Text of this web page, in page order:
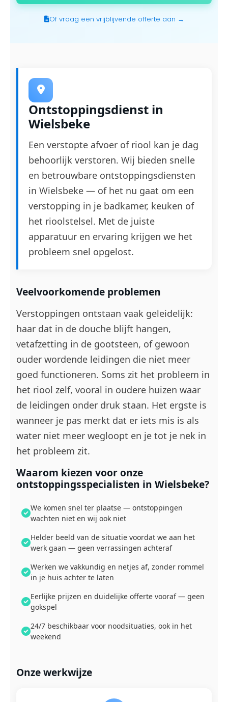
Of vraag een vrijblijvende offerte aan →
Ontstoppingsdienst in
Wielsbeke
Een verstopte afvoer of riool kan je dag
behoorlijk verstoren. Wij bieden snelle
en betrouwbare ontstoppingsdiensten
in Wielsbeke — of het nu gaat om een
verstopping in je badkamer, keuken of
het rioolstelsel. Met de juiste
apparatuur en ervaring krijgen we het
probleem snel opgelost.
Veelvoorkomende problemen
Verstoppingen ontstaan vaak geleidelijk:
haar dat in de douche blijft hangen,
vetafzetting in de gootsteen, of gewoon
ouder wordende leidingen die niet meer
goed functioneren. Soms zit het probleem in
het riool zelf, vooral in oudere huizen waar
de leidingen onder druk staan. Het ergste is
wanneer je pas merkt dat er iets mis is als
water niet meer wegloopt en je tot je nek in
het probleem zit.
Waarom kiezen voor onze
ontstoppingsspecialisten in Wielsbeke?
We komen snel ter plaatse — ontstoppingen
wachten niet en wij ook niet
Helder beeld van de situatie voordat we aan het
werk gaan — geen verrassingen achteraf
Werken we vakkundig en netjes af, zonder rommel
in je huis achter te laten
Eerlijke prijzen en duidelijke offerte vooraf — geen
gokspel
24/7 beschikbaar voor noodsituaties, ook in het
weekend
Onze werkwijze